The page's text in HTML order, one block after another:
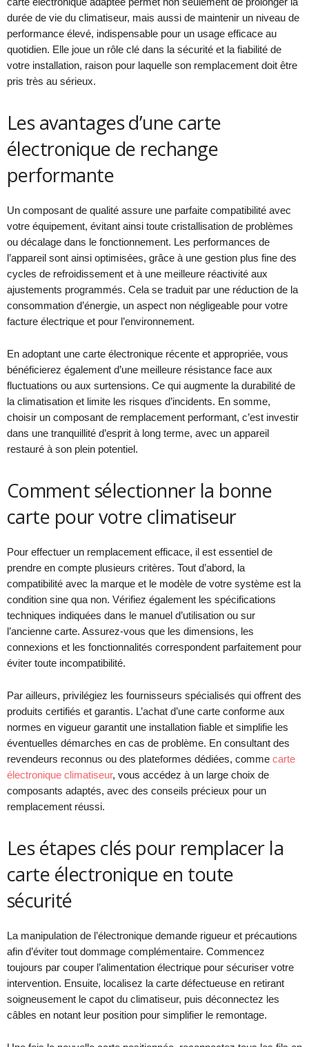
durée de vie du climatiseur, mais aussi de maintenir un niveau de
performance élevé, indispensable pour un usage efficace au
quotidien. Elle joue un rôle clé dans la sécurité et la fiabilité de
votre installation, raison pour laquelle son remplacement doit être
pris très au sérieux.
Les avantages d’une carte
électronique de rechange
performante
Un composant de qualité assure une parfaite compatibilité avec
votre équipement, évitant ainsi toute cristallisation de problèmes
ou décalage dans le fonctionnement. Les performances de
l’appareil sont ainsi optimisées, grâce à une gestion plus fine des
cycles de refroidissement et à une meilleure réactivité aux
ajustements programmés. Cela se traduit par une réduction de la
consommation d’énergie, un aspect non négligeable pour votre
facture électrique et pour l’environnement.
En adoptant une carte électronique récente et appropriée, vous
bénéficierez également d’une meilleure résistance face aux
fluctuations ou aux surtensions. Ce qui augmente la durabilité de
la climatisation et limite les risques d’incidents. En somme,
choisir un composant de remplacement performant, c’est investir
dans une tranquillité d’esprit à long terme, avec un appareil
restauré à son plein potentiel.
Comment sélectionner la bonne
carte pour votre climatiseur
Pour effectuer un remplacement efficace, il est essentiel de
prendre en compte plusieurs critères. Tout d’abord, la
compatibilité avec la marque et le modèle de votre système est la
condition sine qua non. Vérifiez également les spécifications
techniques indiquées dans le manuel d’utilisation ou sur
l’ancienne carte. Assurez-vous que les dimensions, les
connexions et les fonctionnalités correspondent parfaitement pour
éviter toute incompatibilité.
Par ailleurs, privilégiez les fournisseurs spécialisés qui offrent des
produits certifiés et garantis. L’achat d’une carte conforme aux
normes en vigueur garantit une installation fiable et simplifie les
éventuelles démarches en cas de problème. En consultant des
revendeurs reconnus ou des plateformes dédiées, comme carte
électronique climatiseur, vous accédez à un large choix de
composants adaptés, avec des conseils précieux pour un
remplacement réussi.
Les étapes clés pour remplacer la
carte électronique en toute
sécurité
La manipulation de l’électronique demande rigueur et précautions
afin d’éviter tout dommage complémentaire. Commencez
toujours par couper l’alimentation électrique pour sécuriser votre
intervention. Ensuite, localisez la carte défectueuse en retirant
soigneusement le capot du climatiseur, puis déconnectez les
câbles en notant leur position pour simplifier le remontage.